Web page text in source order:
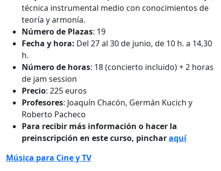
técnica instrumental medio con conocimientos de
teoría y armonía.
Número de Plazas: 19
Fecha y hora: Del 27 al 30 de junio, de 10 h. a 14,30
h.
Número de horas: 18 (concierto incluido) + 2 horas
de jam session
Precio: 225 euros
Profesores: Joaquín Chacón, Germán Kucich y
Roberto Pacheco
Para recibir más información o hacer la
preinscripción en este curso, pincharaquí
Música para Cine y TV